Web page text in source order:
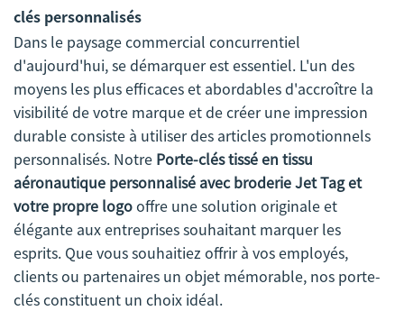
clés personnalisés
Dans le paysage commercial concurrentiel
d'aujourd'hui, se démarquer est essentiel. L'un des
moyens les plus efficaces et abordables d'accroître la
visibilité de votre marque et de créer une impression
durable consiste à utiliser des articles promotionnels
personnalisés. Notre Porte-clés tissé en tissu
aéronautique personnalisé avec broderie Jet Tag et
votre propre logooffre une solution originale et
élégante aux entreprises souhaitant marquer les
esprits. Que vous souhaitiez offrir à vos employés,
clients ou partenaires un objet mémorable, nos porte-
clés constituent un choix idéal.